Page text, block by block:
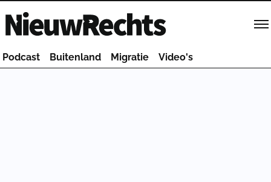
Homepage van NieuwRechts
Podcast Buitenland Migratie Video's